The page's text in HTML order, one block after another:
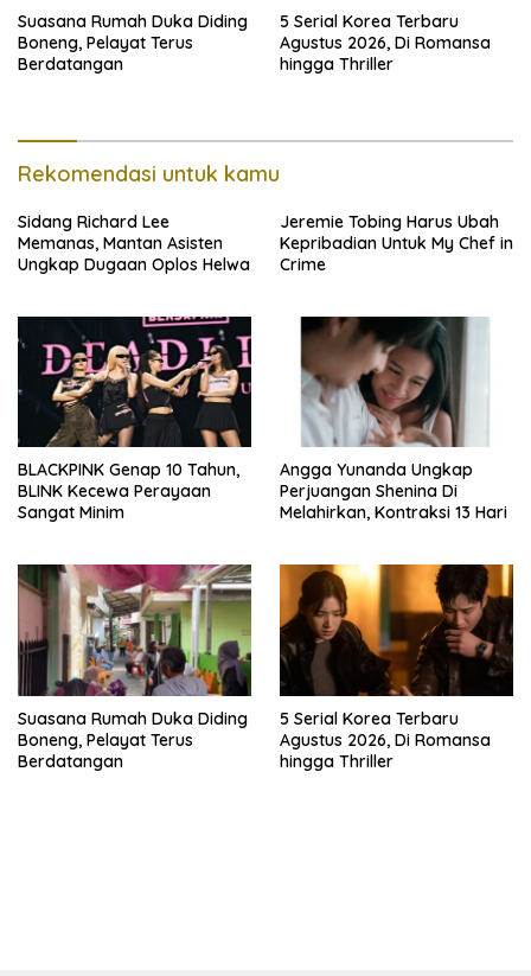
Suasana Rumah Duka Diding
Boneng, Pelayat Terus
Berdatangan
5 Serial Korea Terbaru
Agustus 2026, Di Romansa
hingga Thriller
Rekomendasi untuk kamu
Sidang Richard Lee
Memanas, Mantan Asisten
Ungkap Dugaan Oplos Helwa
Jeremie Tobing Harus Ubah
Kepribadian Untuk My Chef in
Crime
BLACKPINK Genap 10 Tahun,
BLINK Kecewa Perayaan
Sangat Minim
Angga Yunanda Ungkap
Perjuangan Shenina Di
Melahirkan, Kontraksi 13 Hari
Suasana Rumah Duka Diding
Boneng, Pelayat Terus
Berdatangan
5 Serial Korea Terbaru
Agustus 2026, Di Romansa
hingga Thriller